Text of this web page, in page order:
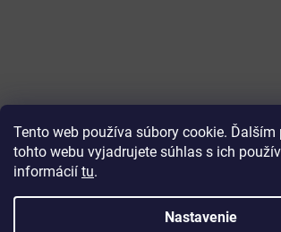
Tento web používa súbory cookie. Ďalším
tohto webu vyjadrujete súhlas s ich
informácií tu.
Nastavenie